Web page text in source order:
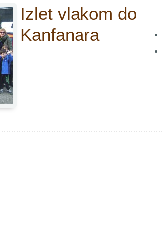
Izlet vlakom do
Kanfanara